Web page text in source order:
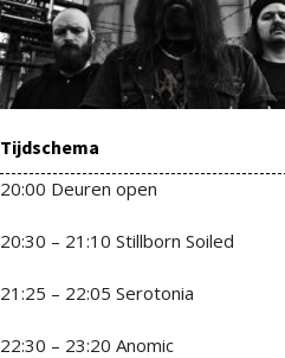
Tijdschema
20:00 Deuren open
20:30 – 21:10 Stillborn Soiled
21:25 – 22:05 Serotonia
22:30 – 23:20 Anomic